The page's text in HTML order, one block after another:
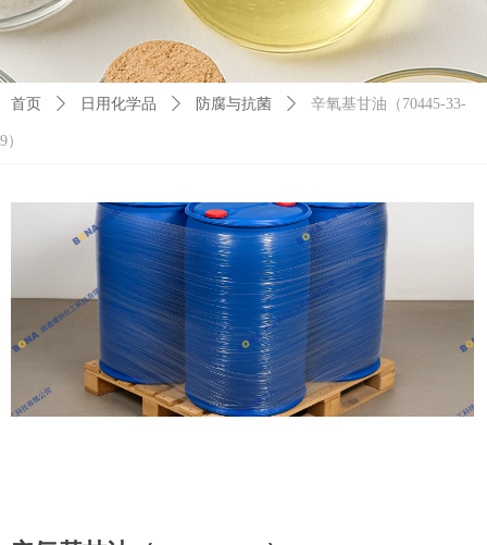
首页 ꄲ 日用化学品 ꄲ 防腐与抗菌 ꄲ 辛氧基甘油（70445-33-
9）